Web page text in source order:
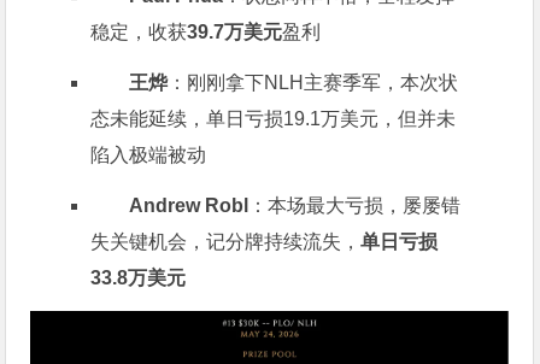
稳定，收获39.7万美元盈利
王烨：刚刚拿下NLH主赛季军，本次状
态未能延续，单日亏损19.1万美元，但并未
陷入极端被动
Andrew Robl
：本场最大亏损，屡屡错
失关键机会，记分牌持续流失，单日亏损
33.8万美元